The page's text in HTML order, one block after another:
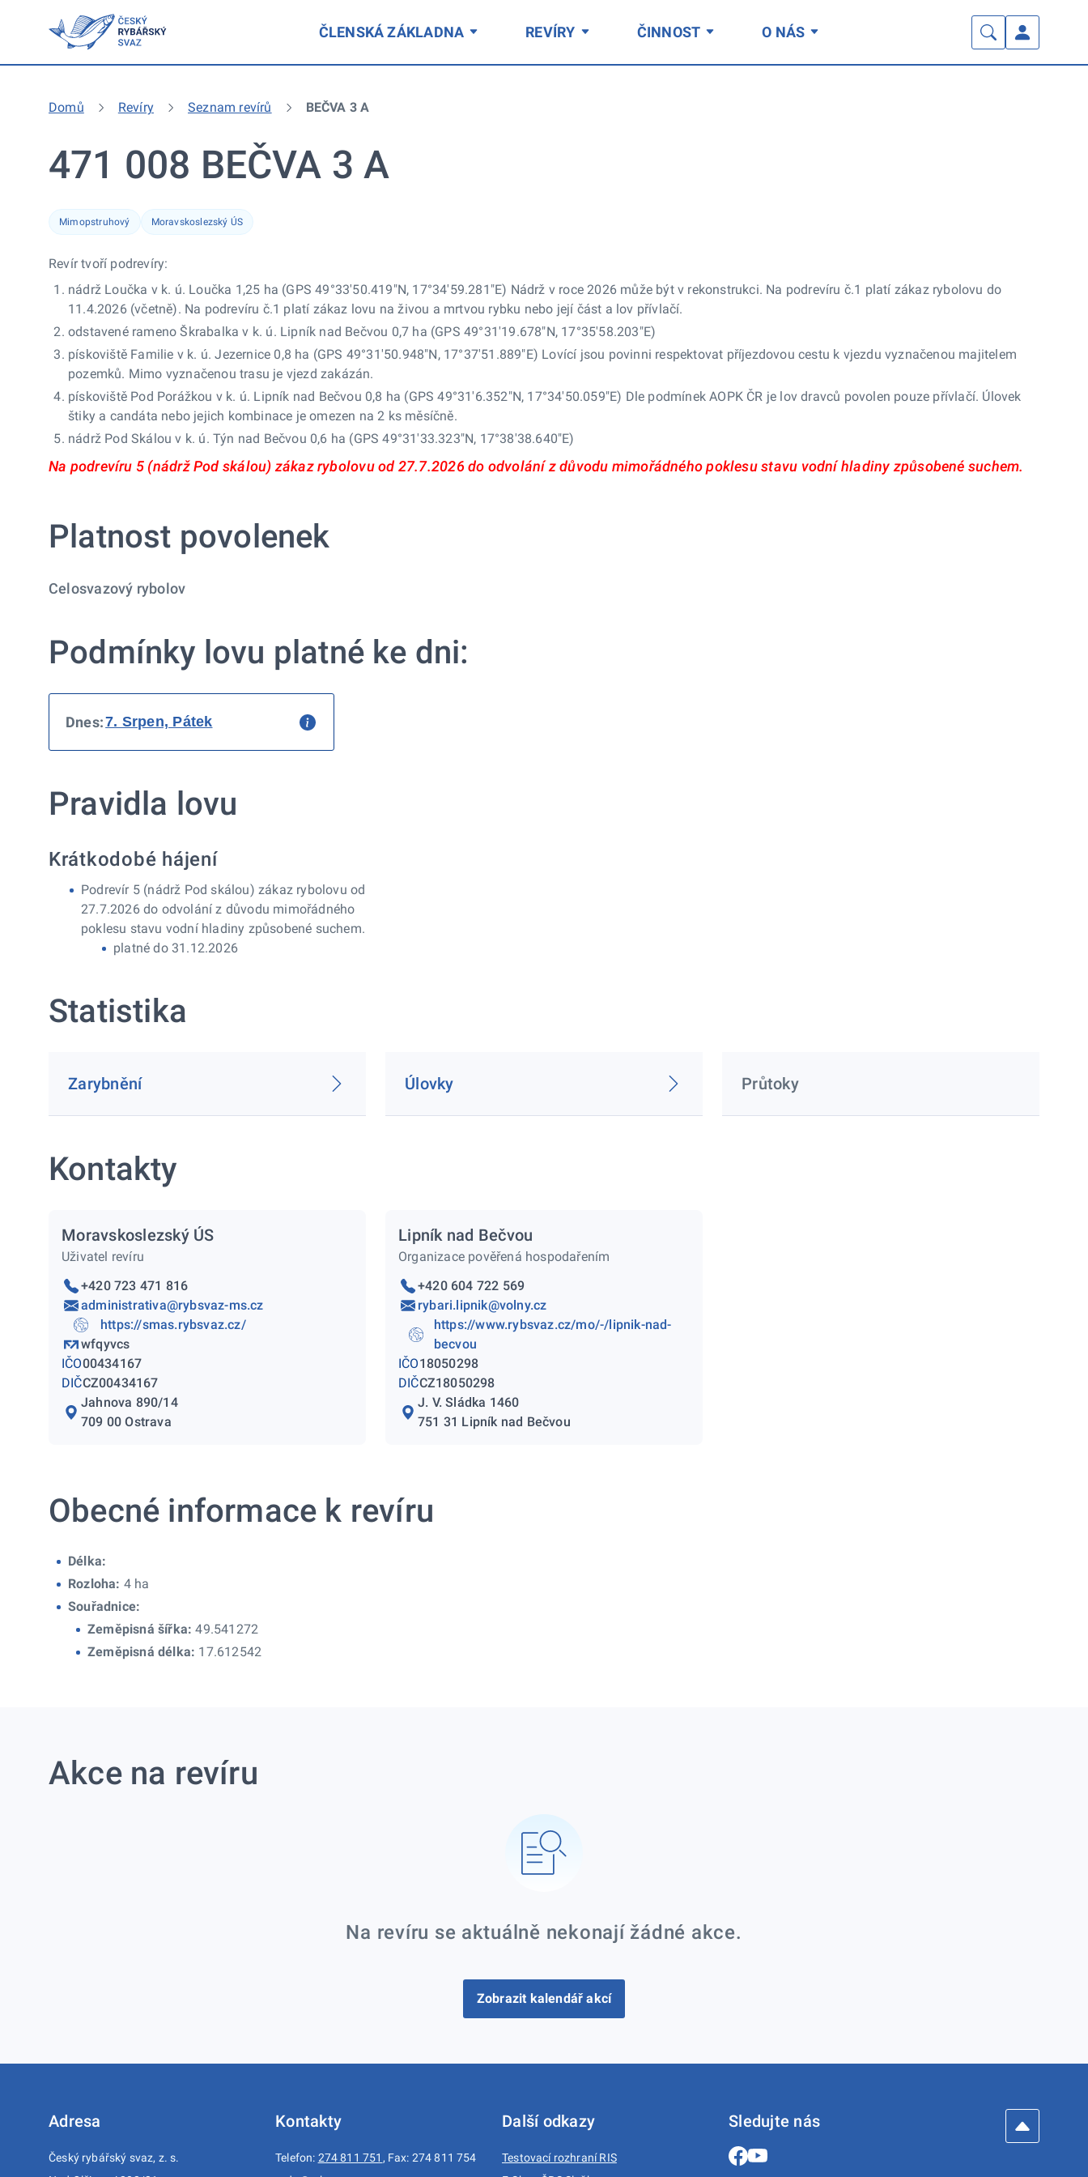
ČLENSKÁ ZÁKLADNA REVÍRY ČINNOST O NÁS
Domů Revíry Seznam revírů BEČVA 3 A
471 008 BEČVA 3 A
Mimopstruhový Moravskoslezský ÚS
Revír tvoří podrevíry:
nádrž Loučka v k. ú. Loučka 1,25 ha (GPS 49°33'50.419"N, 17°34'59.281"E) Nádrž v roce 2026 může být v rekonstrukci. Na podrevíru č.1 platí zákaz rybolovu do
11.4.2026 (včetně). Na podrevíru č.1 platí zákaz lovu na živou a mrtvou rybku nebo její část a lov přívlačí.
odstavené rameno Škrabalka v k. ú. Lipník nad Bečvou 0,7 ha (GPS 49°31'19.678"N, 17°35'58.203"E)
pískoviště Familie v k. ú. Jezernice 0,8 ha (GPS 49°31'50.948"N, 17°37'51.889"E) Lovící jsou povinni respektovat příjezdovou cestu k vjezdu vyznačenou majitelem
pozemků. Mimo vyznačenou trasu je vjezd zakázán.
pískoviště Pod Porážkou v k. ú. Lipník nad Bečvou 0,8 ha (GPS 49°31'6.352"N, 17°34'50.059"E) Dle podmínek AOPK ČR je lov dravců povolen pouze přívlačí. Úlovek
štiky a candáta nebo jejich kombinace je omezen na 2 ks měsíčně.
nádrž Pod Skálou v k. ú. Týn nad Bečvou 0,6 ha (GPS 49°31'33.323"N, 17°38'38.640"E)
Na podrevíru 5 (nádrž Pod skálou) zákaz rybolovu od 27.7.2026 do odvolání z důvodu mimořádného poklesu stavu vodní hladiny způsobené suchem.
Platnost povolenek
Celosvazový rybolov
Podmínky lovu platné ke dni:
Dnes:
Pravidla lovu
Krátkodobé hájení
Podrevír 5 (nádrž Pod skálou) zákaz rybolovu od
27.7.2026 do odvolání z důvodu mimořádného
poklesu stavu vodní hladiny způsobené suchem.
platné do 31.12.2026
Statistika
Zarybnění Úlovky Průtoky
Kontakty
Moravskoslezský ÚS
Uživatel revíru
+420 723 471 816
administrativa@rybsvaz-ms.cz
https://smas.rybsvaz.cz/
wfqyvcs
IČO00434167
DIČCZ00434167
Jahnova 890/14
709 00 Ostrava
Lipník nad Bečvou
Organizace pověřená hospodařením
+420 604 722 569
rybari.lipnik@volny.cz
https://www.rybsvaz.cz/mo/-/lipnik-nad-
becvou
IČO18050298
DIČCZ18050298
J. V. Sládka 1460
751 31 Lipník nad Bečvou
Obecné informace k revíru
Délka:
Rozloha: 4 ha
Souřadnice:
Zeměpisná šířka: 49.541272
Zeměpisná délka: 17.612542
Akce na revíru
Na revíru se aktuálně nekonají žádné akce.
Zobrazit kalendář akcí
Adresa
Český rybářský svaz, z. s.
Kontakty
Telefon: 274 811 751 , Fax: 274 811 754
Další odkazy
Testovací rozhraní RIS
Sledujte nás